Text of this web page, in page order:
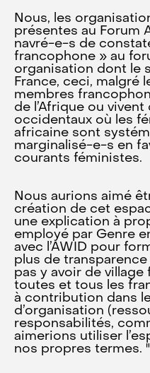
Nous, les
présentes au Forum
navré-e-s de
francophone » au
organisation dont le
France, ceci, malgré
membres
de l’Afrique ou vivent
occidentaux où les
africaine sont
marginalisé-e-s en
courants féministes.
Nous aurions aimé
création de cet
une explication à
employé par Genre
avec l’AWID pour
plus de transparence
pas y avoir de
toutes et tous les
à contribution dans
d’organisation
responsabilités,
aimerions utiliser
nos propres termes. "